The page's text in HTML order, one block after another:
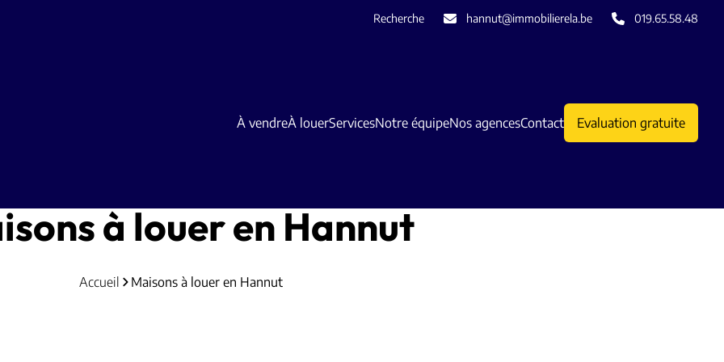
Recherche hannut@immobilierela.be 019.65.58.48
À vendreÀ louerServicesNotre équipeNos agencesContact Evaluation gratuite
à louer en Hannut
Accueil Maisons à louer en Hannut